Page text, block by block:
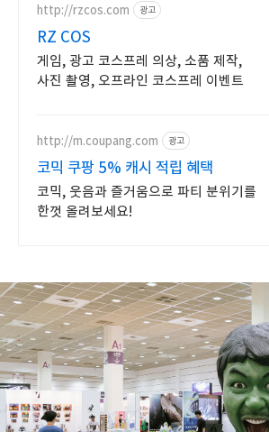
http://rzcos.com 광고
RZ COS
게임, 광고 코스프레 의상, 소품 제작,
사진 촬영, 오프라인 코스프레 이벤트
http://m.coupang.com 광고
코믹 쿠팡 5% 캐시 적립 혜택
코믹, 웃음과 즐거움으로 파티 분위기를
한껏 올려보세요!